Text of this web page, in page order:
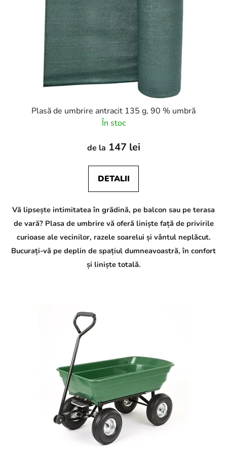
Plasă de umbrire antracit 135 g, 90 % umbră
În stoc
de la 147 lei
DETALII
Vă lipsește intimitatea în grădină, pe balcon sau pe terasa
de vară? Plasa de umbrire vă oferă liniște față de privirile
curioase ale vecinilor, razele soarelui și vântul neplăcut.
Bucurați-vă pe deplin de spațiul dumneavoastră, în confort
și liniște totală.